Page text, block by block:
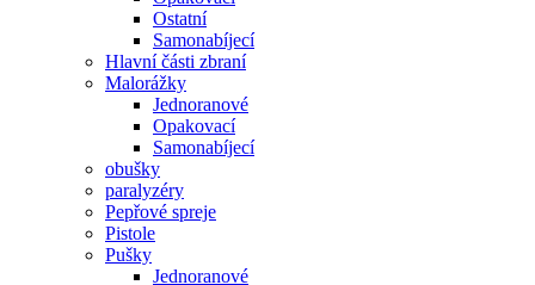
Ostatní
Samonabíjecí
Hlavní části zbraní
Malorážky
Jednoranové
Opakovací
Samonabíjecí
obušky
paralyzéry
Pepřové spreje
Pistole
Pušky
Jednoranové